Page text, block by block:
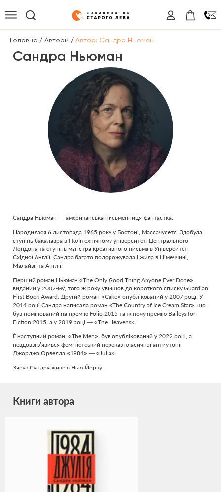
Головна / Автори / Автор: Сандра Ньюман
Сандра Ньюман
Сандра Ньюман — американська письменниця-фантастка.
Народилася 6 листопада 1965 року у Бостоні, Массачусетс. Здобула
ступінь бакалавра в Політехнічному університеті Центрального
Лондона та ступінь магістра креативного письма в Університеті
Східної Англії. Сандра багато подорожувала і жила в Німеччині,
Малайзії та Англії.
Перший роман Ньюман «The Only Good Thing Anyone Ever Done»,
виданий у 2002-му, того ж року увійшов до короткого списку Guardian
First Book Award. Другий роман «Cake» опублікований у 2007 році. У
2014 році Сандра написала роман «The Country of Ice Cream Star», що
був номінований на премію Folio 2015 та жіночу премію Baileys for
Fiction 2015, а у 2019 році — «The Heavens».
Її наступний роман, «The Men», був опублікований у 2022 році, а
невдовзі з’явився феміністський переказ класичної антиутопії
Джорджа Орвелла «1984» — «Julia».
Зараз Сандра живе в Нью-Йорку.
Книги автора